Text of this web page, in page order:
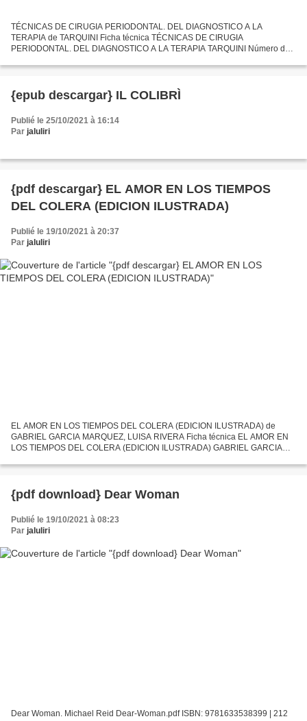
TÉCNICAS DE CIRUGIA PERIODONTAL. DEL DIAGNOSTICO A LA
TERAPIA de TARQUINI Ficha técnica TÉCNICAS DE CIRUGIA
PERIODONTAL. DEL DIAGNOSTICO A LA TERAPIA TARQUINI Número de
9789804301063...
{epub descargar} IL COLIBRÌ
Publié le 25/10/2021 à 16:14
Par jaluliri
{pdf descargar} EL AMOR EN LOS TIEMPOS
DEL COLERA (EDICION ILUSTRADA)
Publié le 19/10/2021 à 20:37
Par jaluliri
EL AMOR EN LOS TIEMPOS DEL COLERA (EDICION ILUSTRADA) de
GABRIEL GARCIA MARQUEZ, LUISA RIVERA Ficha técnica EL AMOR EN
LOS TIEMPOS DEL COLERA (EDICION ILUSTRADA) GABRIEL GARCIA
Formatos:...
{pdf download} Dear Woman
Publié le 19/10/2021 à 08:23
Par jaluliri
Dear Woman. Michael Reid Dear-Woman.pdf ISBN: 9781633538399 | 212